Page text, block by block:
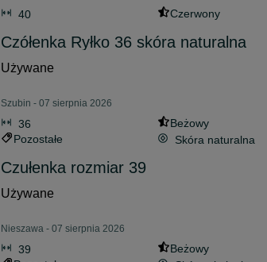
40 Czerwony
Czółenka Ryłko 36 skóra naturalna
Używane
Szubin - 07 sierpnia 2026
36
Beżowy
Pozostałe
Skóra naturalna
Czułenka rozmiar 39
Używane
Nieszawa - 07 sierpnia 2026
39
Beżowy